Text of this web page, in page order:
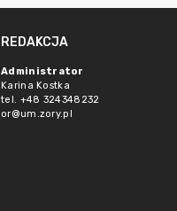
REDAKCJA
Administrator
Karina Kostka
tel. +48 324348232
or@um.zory.pl